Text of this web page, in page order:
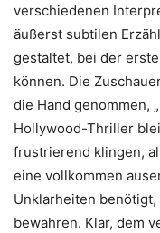
verschiedenen
äußerst subtilen
gestaltet, bei der
können. Die
die Hand genommen,
Hollywood-Thriller
frustrierend klingen,
eine vollkommen
Unklarheiten
bewahren. Klar, dem